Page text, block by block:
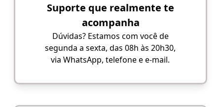
Suporte que realmente te
acompanha
Dúvidas? Estamos com você de
segunda a sexta, das 08h às 20h30,
via WhatsApp, telefone e e-mail.